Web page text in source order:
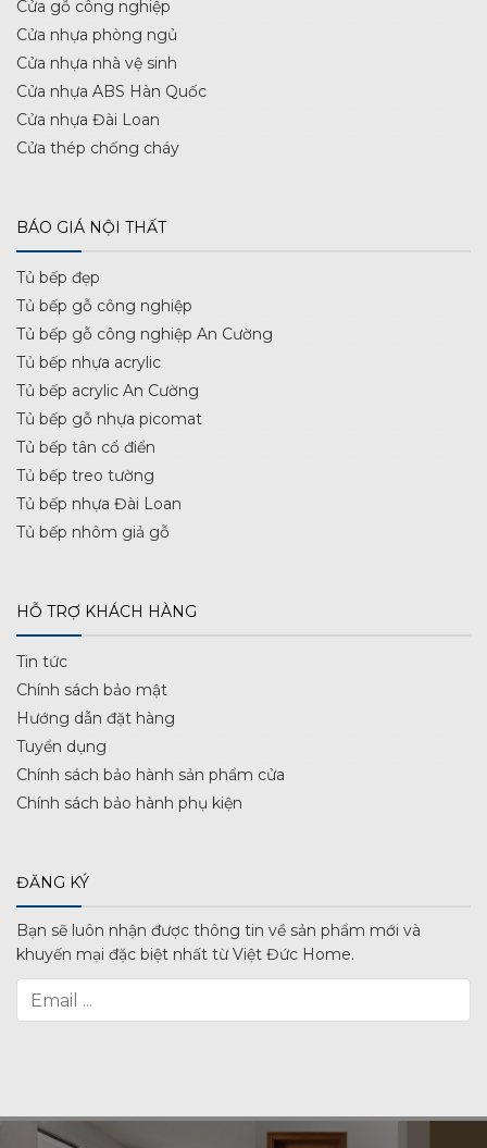
Cửa gỗ công nghiệp
Cửa nhựa phòng ngủ
Cửa nhựa nhà vệ sinh
Cửa nhựa ABS Hàn Quốc
Cửa nhựa Đài Loan
Cửa thép chống cháy
BÁO GIÁ NỘI THẤT
Tủ bếp đẹp
Tủ bếp gỗ công nghiệp
Tủ bếp gỗ công nghiệp An Cường
Tủ bếp nhựa acrylic
Tủ bếp acrylic An Cường
Tủ bếp gỗ nhựa picomat
Tủ bếp tân cổ điển
Tủ bếp treo tường
Tủ bếp nhựa Đài Loan
Tủ bếp nhôm giả gỗ
HỖ TRỢ KHÁCH HÀNG
Tin tức
Chính sách bảo mật
Hướng dẫn đặt hàng
Tuyển dụng
Chính sách bảo hành sản phẩm cửa
Chính sách bảo hành phụ kiện
ĐĂNG KÝ
Bạn sẽ luôn nhận được thông tin về sản phẩm mới và
khuyến mại đặc biệt nhất từ Việt Đức Home.